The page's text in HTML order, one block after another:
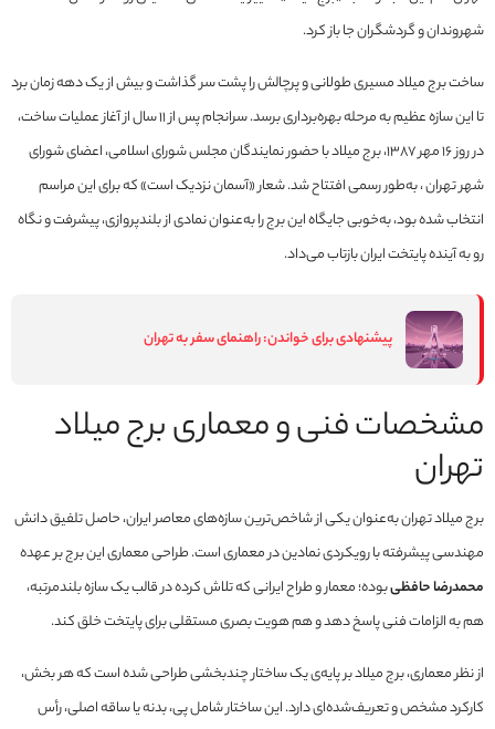
شهروندان و گردشگران جا باز کرد.
ساخت برج میلاد مسیری طولانی و پرچالش را پشت سر گذاشت و بیش از یک دهه زمان برد
تا این سازه عظیم به مرحله بهره‌برداری برسد. سرانجام پس از ۱۱ سال از آغاز عملیات ساخت،
در روز ۱۶ مهر ۱۳۸۷، برج میلاد با حضور نمایندگان مجلس شورای اسلامی، اعضای شورای
شهر تهران ، به‌طور رسمی افتتاح شد. شعار «آسمان نزدیک است» که برای این مراسم
انتخاب شده بود، به‌خوبی جایگاه این برج را به‌عنوان نمادی از بلندپروازی، پیشرفت و نگاه
رو به آینده پایتخت ایران بازتاب می‌داد.
پیشنهادی برای خواندن:راهنمای سفر به تهران
مشخصات فنی و معماری برج میلاد
تهران
برج میلاد تهران به‌عنوان یکی از شاخص‌ترین سازه‌های معاصر ایران، حاصل تلفیق دانش
مهندسی پیشرفته با رویکردی نمادین در معماری است. طراحی معماری این برج بر عهده
محمدرضا حافظیبوده؛ معمار و طراح ایرانی که تلاش کرده در قالب یک سازه بلندمرتبه،
هم به الزامات فنی پاسخ دهد و هم هویت بصری مستقلی برای پایتخت خلق کند.
از نظر معماری، برج میلاد بر پایه‌ی یک ساختار چندبخشی طراحی شده است که هر بخش،
کارکرد مشخص و تعریف‌شده‌ای دارد. این ساختار شامل پی، بدنه یا ساقه اصلی، رأس